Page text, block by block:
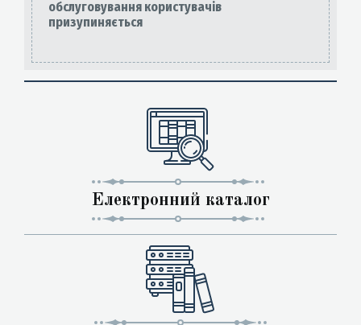
обслуговування користувачів
призупиняється
Електронний каталог